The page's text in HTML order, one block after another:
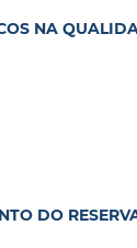
NA
DO